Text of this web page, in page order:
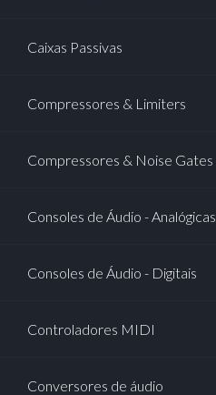
Caixas Passivas
Compressores & Limiters
Compressores & Noise Gates
Consoles de Áudio - Analógicas
Consoles de Áudio - Digitais
Controladores MIDI
Conversores de áudio